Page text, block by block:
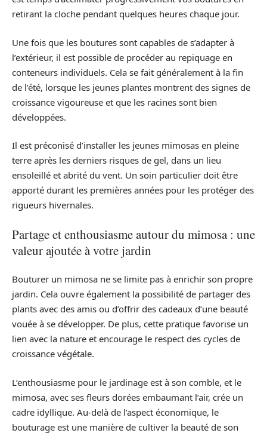
retirant la cloche pendant quelques heures chaque jour.
Une fois que les boutures sont capables de s’adapter à
l’extérieur, il est possible de procéder au repiquage en
conteneurs individuels. Cela se fait généralement à la fin
de l’été, lorsque les jeunes plantes montrent des signes de
croissance vigoureuse et que les racines sont bien
développées.
Il est préconisé d’installer les jeunes mimosas en pleine
terre après les derniers risques de gel, dans un lieu
ensoleillé et abrité du vent. Un soin particulier doit être
apporté durant les premières années pour les protéger des
rigueurs hivernales.
Partage et enthousiasme autour du mimosa : une
valeur ajoutée à votre jardin
Bouturer un mimosa ne se limite pas à enrichir son propre
jardin. Cela ouvre également la possibilité de partager des
plants avec des amis ou d’offrir des cadeaux d’une beauté
vouée à se développer. De plus, cette pratique favorise un
lien avec la nature et encourage le respect des cycles de
croissance végétale.
L’enthousiasme pour le jardinage est à son comble, et le
mimosa, avec ses fleurs dorées embaumant l’air, crée un
cadre idyllique. Au-delà de l’aspect économique, le
bouturage est une manière de cultiver la beauté de son